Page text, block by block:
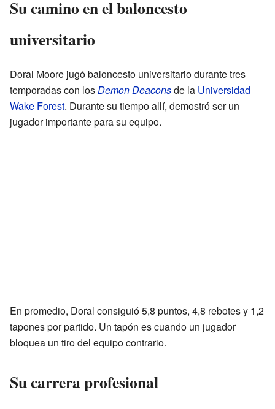
Su camino en el baloncesto
universitario
Doral Moore jugó baloncesto universitario durante tres
temporadas con losDemon Deaconsde la Universidad
Wake Forest. Durante su tiempo allí, demostró ser un
jugador importante para su equipo.
En promedio, Doral consiguió 5,8 puntos, 4,8 rebotes y 1,2
tapones por partido. Un tapón es cuando un jugador
bloquea un tiro del equipo contrario.
Su carrera profesional